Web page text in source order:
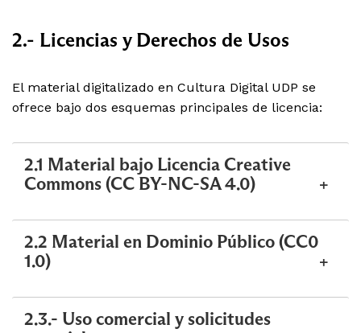
2.- Licencias y Derechos de Usos
El material digitalizado en Cultura Digital UDP se
ofrece bajo dos esquemas principales de licencia:
2.1 Material bajo Licencia Creative
Commons (CC BY-NC-SA 4.0)
2.2 Material en Dominio Público (CC0
1.0)
2.3.- Uso comercial y solicitudes